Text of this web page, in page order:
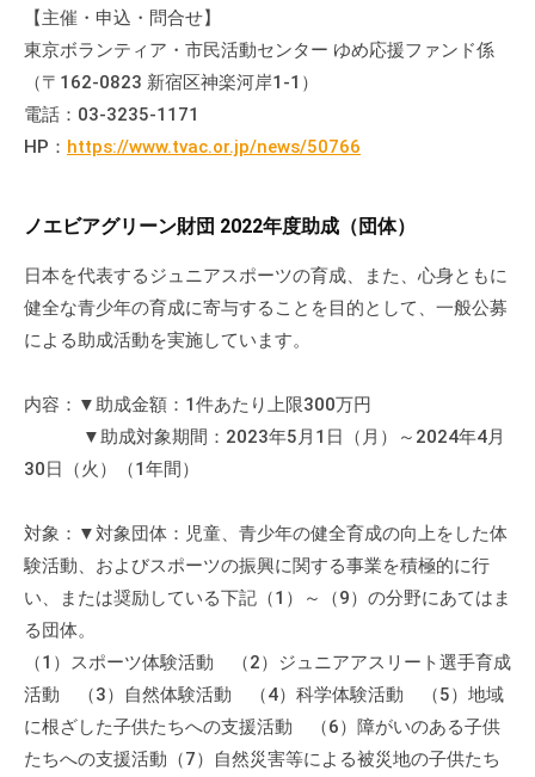
ぴ
あ
1
階
。
【主催・申込・問合せ】
東京ボランティア・市民活動センター ゆめ応援ファンド係
（〒162-0823 新宿区神楽河岸1-1）
電話：03-3235-1171
HP： https://www.tvac.or.jp/news/50766
ノエビアグリーン財団 2022年度助成（団体）
日本を代表するジュニアスポーツの育成、また、心身ともに
健全な青少年の育成に寄与することを目的として、一般公募
による助成活動を実施しています。
内容：▼助成金額：1件あたり上限300万円
▼助成対象期間：2023年5月1日（月）～2024年4月
30日（火）（1年間）
対象：▼対象団体：児童、青少年の健全育成の向上をした体
験活動、およびスポーツの振興に関する事業を積極的に行
い、または奨励している下記（1）～（9）の分野にあてはま
る団体。
（1）スポーツ体験活動 （2）ジュニアアスリート選手育成
活動 （3）自然体験活動 （4）科学体験活動 （5）地域
に根ざした子供たちへの支援活動 （6）障がいのある子供
たちへの支援活動（7）自然災害等による被災地の子供たち